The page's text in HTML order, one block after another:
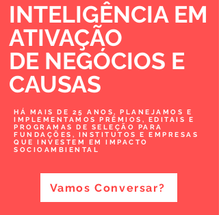
INTELIGÊNCIA EM
ATIVAÇÃO
DE NEGÓCIOS E
CAUSAS
HÁ MAIS DE 25 ANOS, PLANEJAMOS E
IMPLEMENTAMOS PRÊMIOS, EDITAIS E
PROGRAMAS DE SELEÇÃO PARA
FUNDAÇÕES, INSTITUTOS E EMPRESAS
QUE INVESTEM EM IMPACTO
SOCIOAMBIENTAL
Vamos Conversar?